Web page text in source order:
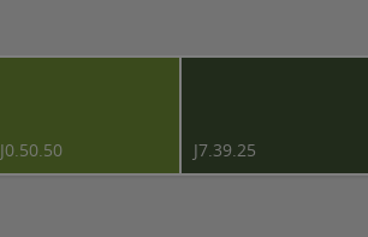
J0.50.50 J7.39.25